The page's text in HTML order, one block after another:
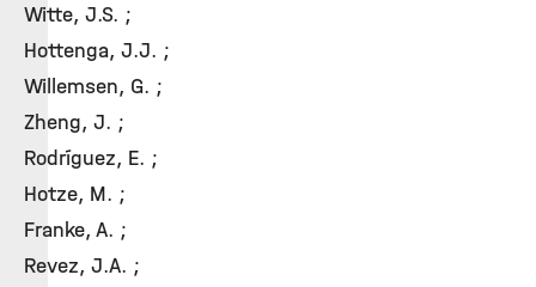
Witte, J.S. ;
Hottenga, J.J. ;
Willemsen, G. ;
Zheng, J. ;
Rodríguez, E. ;
Hotze, M. ;
Franke, A. ;
Revez, J.A. ;